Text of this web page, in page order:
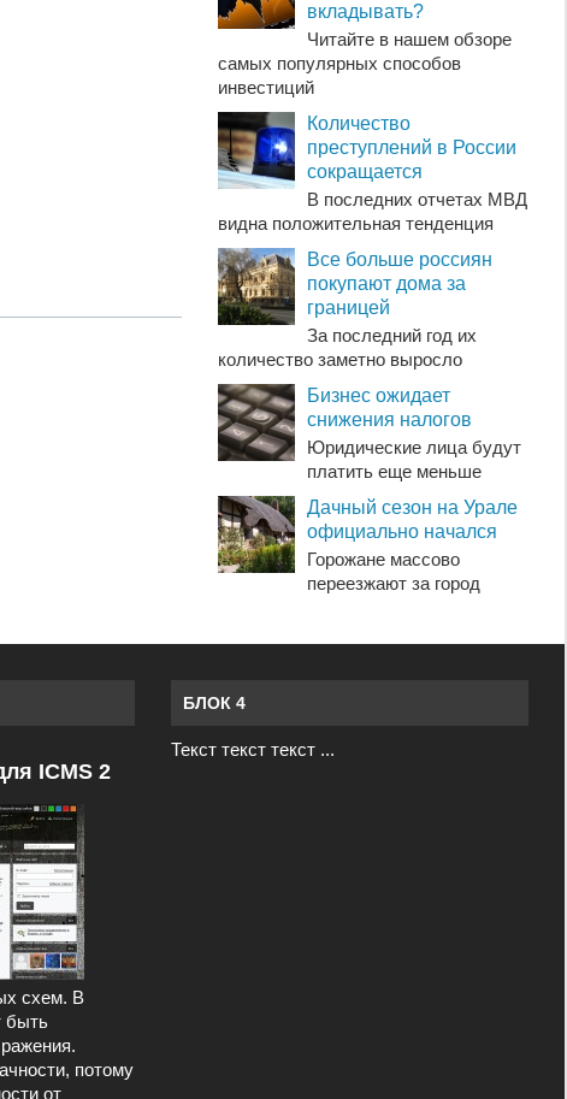
вкладывать?
Читайте в нашем обзоре
самых популярных способов
инвестиций
Количество
преступлений в России
сокращается
В последних отчетах МВД
видна положительная тенденция
Все больше россиян
покупают дома за
границей
За последний год их
количество заметно выросло
Бизнес ожидает
снижения налогов
Юридические лица будут
платить еще меньше
Дачный сезон на Урале
официально начался
Горожане массово
переезжают за город
ICMS 2
схем. В
быть
потому
от
БЛОК 4
Текст текст текст ...